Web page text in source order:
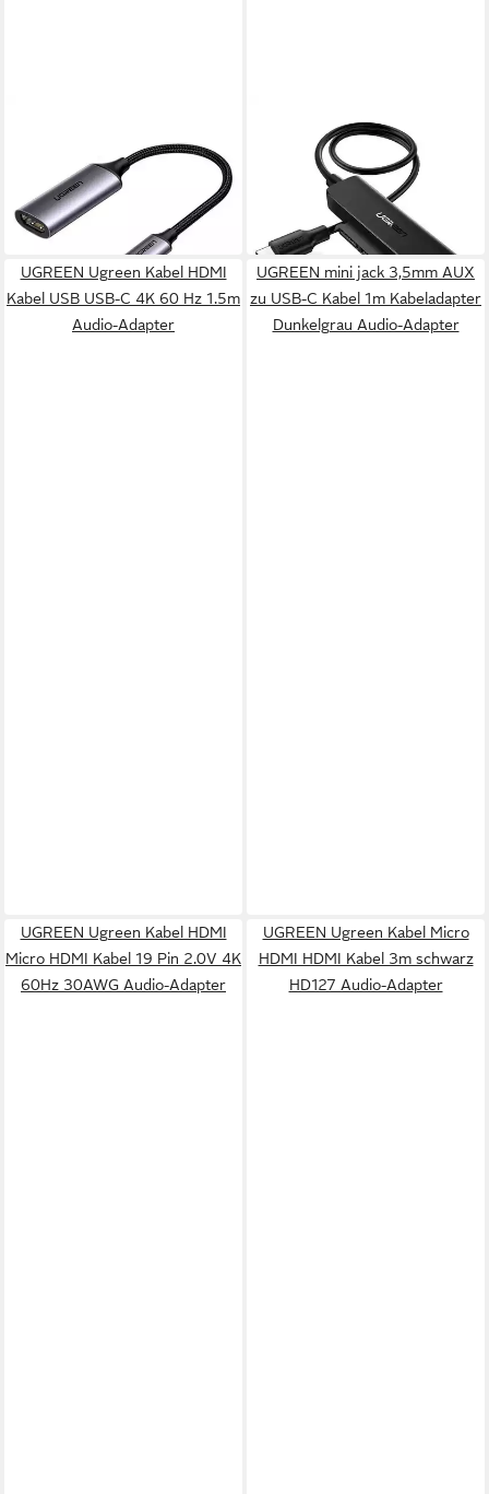
2.0 Adapter 4K 60 Hz
Thunderbolt KFZ-Adapter
ab 29,95 €
in 7-9 Werktagen bei dir
Ugreen Adapter Externe
Festplatte USB
Festplattenadapter
Computer-Adapter
27,95 €
in 5-6 Werktagen bei dir
UGREEN Ugreen Kabel HDMI
Kabel USB USB-C 4K 60 Hz 1.5m
Audio-Adapter
UGREEN mini jack 3,5mm AUX
zu USB-C Kabel 1m Kabeladapter
Dunkelgrau Audio-Adapter
UGREEN Ugreen Kabel HDMI
Micro HDMI Kabel 19 Pin 2.0V 4K
60Hz 30AWG Audio-Adapter
UGREEN Ugreen Kabel Micro
HDMI HDMI Kabel 3m schwarz
HD127 Audio-Adapter